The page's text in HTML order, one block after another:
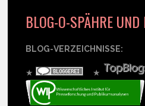
BLOG-O-SPÄHRE
BLOG-VERZEICHNISSE:
★ ★